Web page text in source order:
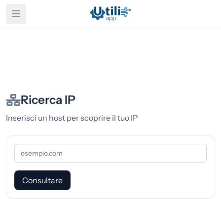
Ricerca IP
Inserisci un host per scoprire il tuo IP
Consultare